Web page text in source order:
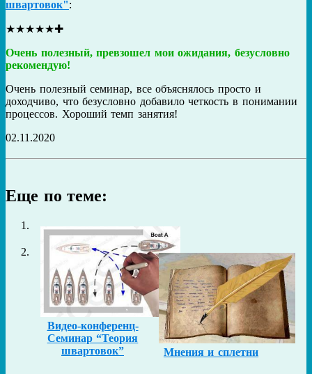
швартовок":
★★★★★✚
Очень полезный, превзошел мои ожидания, безусловно
рекомендую!
Очень полезный семинар, все объяснялось просто и
доходчиво, что безусловно добавило четкость в понимании
процессов. Хороший темп занятия!
02.11.2020
Еще по теме:
Видео-конференц-
Семинар “Теория
швартовок”
Мнения и сплетни